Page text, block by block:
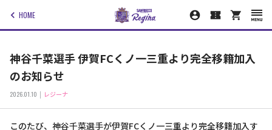
HOME
神谷千菜選手 伊賀FCくノ一三重より完全移籍加入
のお知らせ
2026.01.10 レジーナ
このたび、神谷千菜選手が伊賀FCくノ一三重より完全移籍加入す